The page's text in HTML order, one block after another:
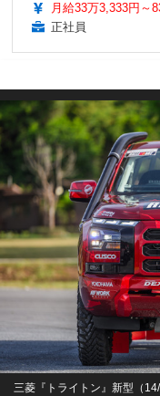
月給33万3,333円～
正社員
三菱『トライトン』新型（14/